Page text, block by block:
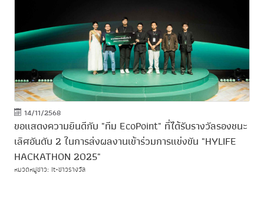
14/11/2568
ขอแสดงความยินดีกับ "ทีม EcoPoint" ที่ได้รับรางวัลรองชนะ
เลิศอันดับ 2 ในการส่งผลงานเข้าร่วมการแข่งขัน "HYLIFE
HACKATHON 2025"
หมวดหมู่ข่าว: It-ข่าวรางวัล